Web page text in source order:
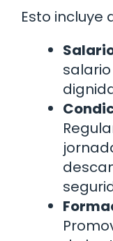
Esto incluye